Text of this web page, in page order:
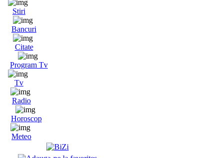
Stiri
Bancuri
Citate
Program Tv
Tv
Radio
Horoscop
Meteo